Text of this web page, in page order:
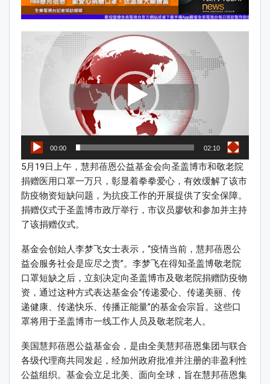
Video
Player
00:00 02:10
5月19日上午，慧邦蓓恩公益基金会向圣盖博市和敬老院
捐赠医用口罩一万只，彰显着拳拳爱心，有效缓解了该市
防疫物资短缺问题，为抗疫工作的开展提供了安全保障。
捐赠仪式于圣盖博市政厅举行，市议员廖钦和参加并主持
了该捐赠仪式。
基金会创始人李梦飞女士表示，“疫情当前，慧邦蓓恩公
益会服务社会是应尽之责”。李梦飞在得知圣盖博敬老院
口罩短缺之后，立刻决定向圣盖博市及敬老院捐赠防疫物
资，通过这种方式表达基金会“传递爱心、传递美丽、传
递健康、传递快乐、传播正能量”的基金会宗旨。这些口
罩将用于圣盖博市一线工作人员及敬老院老人。
美国慧邦蓓恩公益基金会，是由全美慧邦蓓恩集团与联合
各级代理商共同发起，经加州政府批准并注册的非盈利性
公益组织。基金会立足北美、面向全球，旨在慧邦蓓恩集